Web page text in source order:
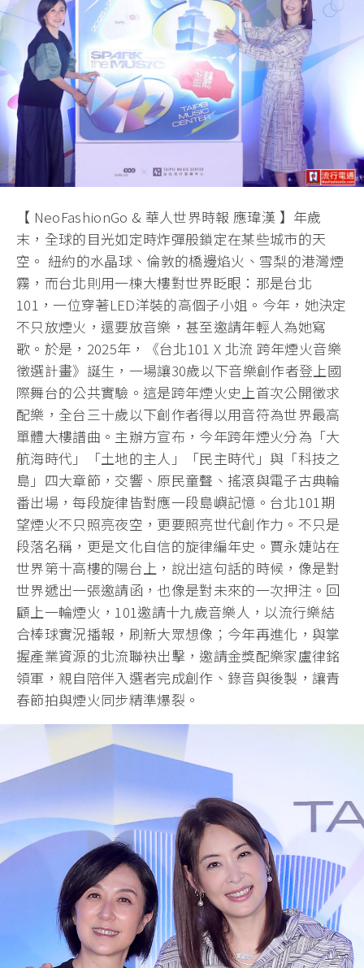
【 NeoFashionGo & 華人世界時報 應瑋漢 】年歲
末，全球的目光如定時炸彈般鎖定在某些城市的天
空。 紐約的水晶球、倫敦的橋邊焰火、雪梨的港灣煙
霧，而台北則用一棟大樓對世界眨眼：那是台北
101，一位穿著LED洋裝的高個子小姐。今年，她決定
不只放煙火，還要放音樂，甚至邀請年輕人為她寫
歌。於是，2025年，《台北101 X 北流 跨年煙火音樂
徵選計畫》誕生，一場讓30歲以下音樂創作者登上國
際舞台的公共實驗。這是跨年煙火史上首次公開徵求
配樂，全台三十歲以下創作者得以用音符為世界最高
單體大樓譜曲。主辦方宣布，今年跨年煙火分為「大
航海時代」「土地的主人」「民主時代」與「科技之
島」四大章節，交響、原民童聲、搖滾與電子古典輪
番出場，每段旋律皆對應一段島嶼記憶。台北101期
望煙火不只照亮夜空，更要照亮世代創作力。不只是
段落名稱，更是文化自信的旋律編年史。賈永婕站在
世界第十高樓的陽台上，說出這句話的時候，像是對
世界遞出一張邀請函，也像是對未來的一次押注。回
顧上一輪煙火，101邀請十九歲音樂人，以流行樂結
合棒球實況播報，刷新大眾想像；今年再進化，與掌
握產業資源的北流聯袂出擊，邀請金獎配樂家盧律銘
領軍，親自陪伴入選者完成創作、錄音與後製，讓青
春節拍與煙火同步精準爆裂。